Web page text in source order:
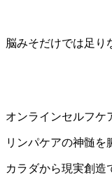
脳みそだけでは足り
オンラインセルフケ
リンパケアの神髄を
カラダから現実創造